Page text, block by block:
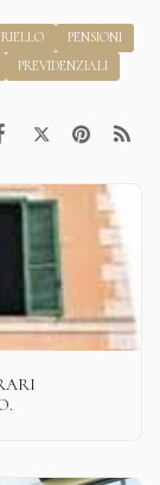
PENSIONI
PREVIDENZIALI